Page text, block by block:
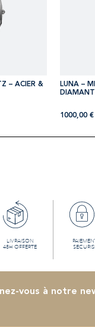
– ACIER &
LUNA –
1000,00 €
LIVRAISON
48H OFFERTE
vous à notre